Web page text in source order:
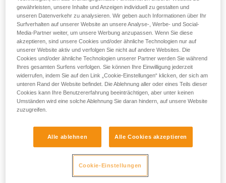
gewährleisten, unsere Inhalte und Anzeigen individuell zu gestalten und
unseren Datenverkehr zu analysieren. Wir geben auch Informationen über Ihr
Surfverhalten auf unserer Website an unsere Analyse-, Werbe- und Social-
Media-Partner weiter, um unsere Werbung anzupassen. Wenn Sie diese
akzeptieren, sind unsere Cookies und/oder ähnliche Technologien nur auf
unserer Website aktiv und verfolgen Sie nicht auf andere Websites. Die
Cookies und/oder ähnliche Technologien unserer Partner werden Sie während
Ihres gesamten Surfens verfolgen. Sie können Ihre Einwilligung jederzeit
widerrufen, indem Sie auf den Link „Cookie-Einstellungen“ klicken, der sich am
unteren Rand der Website befindet. Die Ablehnung aller oder eines Teils dieser
Cookies kann Ihre Benutzererfahrung beeinträchtigen, aber unter keinen
Umständen wird eine solche Ablehnung Sie daran hindern, auf unsere Website
zuzugreifen.
Alle ablehnen Alle Cookies akzeptieren
Cookie-Einstellungen